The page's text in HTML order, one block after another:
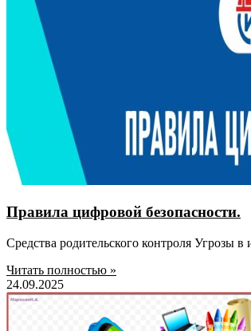
Правила цифровой безопасности.
Средства родительского контроля Угрозы
Читать полностью »
24.09.2025